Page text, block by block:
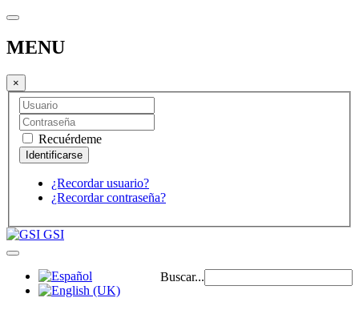
MENU
×
Recuérdeme
¿Recordar usuario?
¿Recordar contraseña?
GSI
Buscar...